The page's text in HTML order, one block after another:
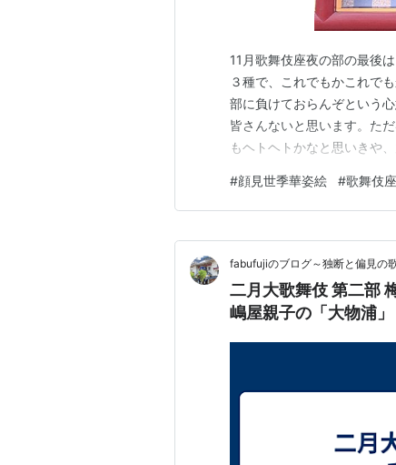
11月歌舞伎座夜の部の最後
３種で、これでもかこれで
部に負けておらんぞという
皆さんないと思います。た
もヘトヘトかなと思いきや
す） 春調娘七種 真っ暗な中
（左近）とたおやかな曽我
#顔見世季華姿絵 #歌舞伎座
fabufujiのブログ～独断と偏見の
二月大歌舞伎 第二部
嶋屋親子の「大物浦」